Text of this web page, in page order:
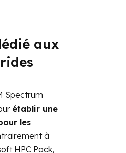
aux
Spectrum
établir une
les
à
HPC Pack,